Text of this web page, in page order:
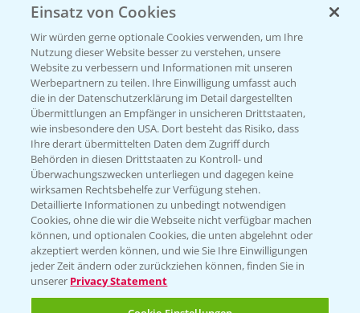
Beratung auf WhatsApp
T.+49 (0)174 346 564 1
KONTAKT
Hilfe in Notfällen
T.+49 (0)214/30-20220
Folgen Sie uns
Einsatz von Cookies
Wir würden gerne optionale Cookies verwenden, um Ihre
Nutzung dieser Website besser zu verstehen, unsere
Website zu verbessern und Informationen mit unseren
Werbepartnern zu teilen. Ihre Einwilligung umfasst auch
die in der Datenschutzerklärung im Detail dargestellten
Übermittlungen an Empfänger in unsicheren Drittstaaten,
wie insbesondere den USA. Dort besteht das Risiko, dass
Ihre derart übermittelten Daten dem Zugriff durch
Behörden in diesen Drittstaaten zu Kontroll- und
Überwachungszwecken unterliegen und dagegen keine
wirksamen Rechtsbehelfe zur Verfügung stehen.
Detaillierte Informationen zu unbedingt notwendigen
Cookies, ohne die wir die Webseite nicht verfügbar machen
können, und optionalen Cookies, die unten abgelehnt oder
akzeptiert werden können, und wie Sie Ihre Einwilligungen
jeder Zeit ändern oder zurückziehen können, finden Sie in
unserer Privacy Statement